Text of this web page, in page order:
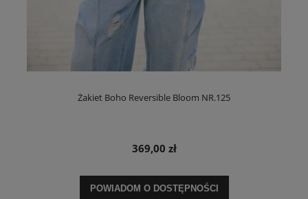
Żakiet Boho Reversible Bloom NR.125
369,00 zł
POWIADOM O DOSTĘPNOŚCI